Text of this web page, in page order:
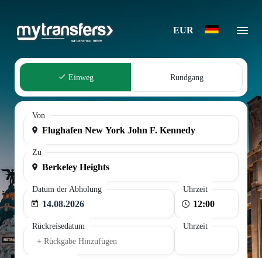
EUR
Einweg Rundgang
Von
Zu
Datum der Abholung
14.08.2026
Uhrzeit
Rückreisedatum
+ Rückgabe Hinzufügen
Uhrzeit